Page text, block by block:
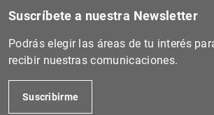
Suscríbete a nuestra Newsletter
Podrás elegir las áreas de tu interés
recibir nuestras comunicaciones.
Suscribirme